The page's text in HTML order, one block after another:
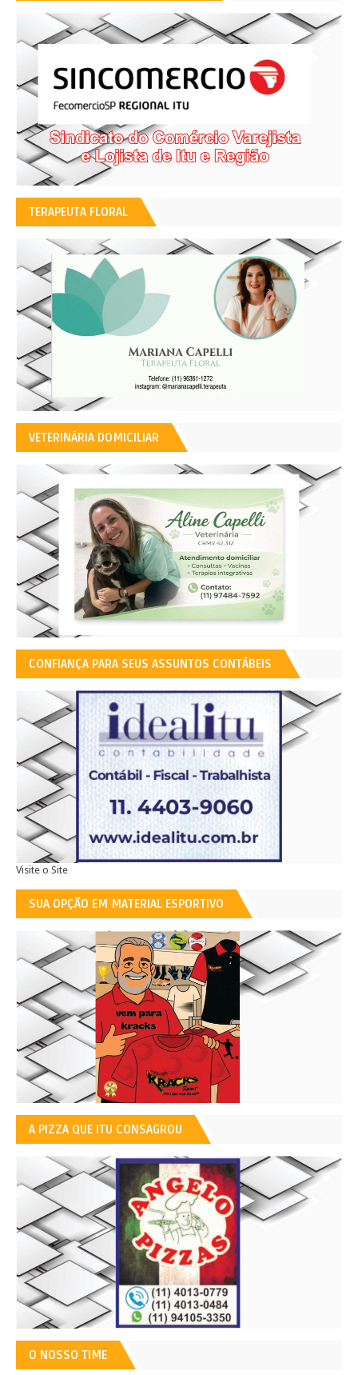
TERAPEUTA FLORAL
VETERINÁRIA DOMICILIAR
CONFIANÇA PARA SEUS ASSUNTOS CONTÁBEIS
Visite o Site
SUA OPÇÃO EM MATERIAL ESPORTIVO
A PIZZA QUE ITU CONSAGROU
O NOSSO TIME